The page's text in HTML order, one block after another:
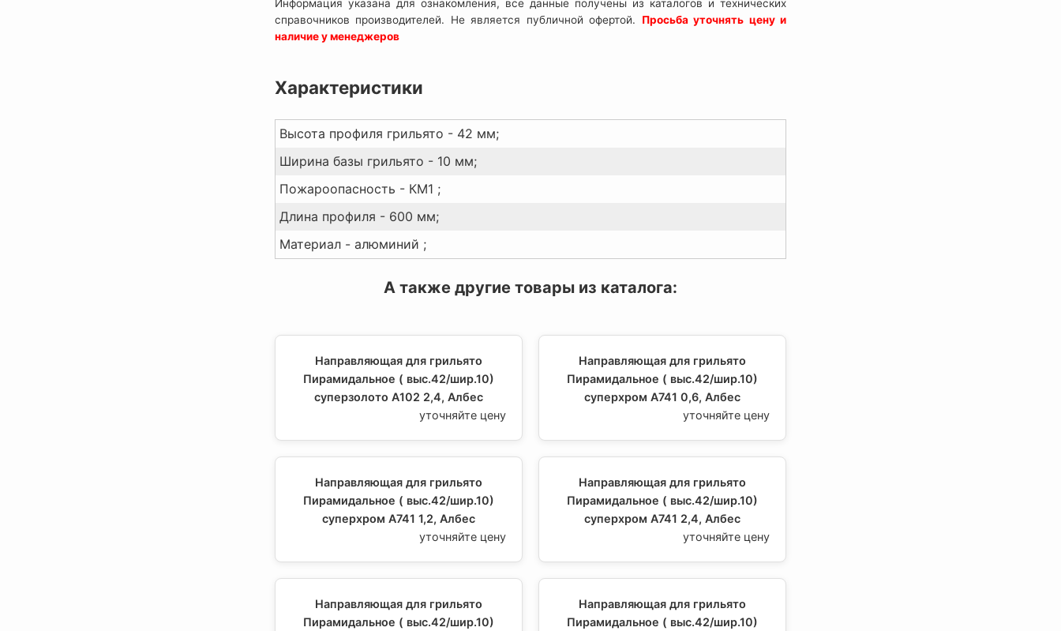
Информация указана для ознакомления, все данные получены из каталогов и технических
справочников производителей. Не является публичной офертой. Просьба уточнять цену и
наличие у менеджеров
Характеристики
Высота профиля грильято - 42 мм;
Ширина базы грильято - 10 мм;
Пожароопасность - КМ1 ;
Длина профиля - 600 мм;
Материал - алюминий ;
А также другие товары из каталога:
Направляющая для грильято
Пирамидальное ( выс.42/шир.10)
суперзолото А102 2,4, Албес
уточняйте цену
Направляющая для грильято
Пирамидальное ( выс.42/шир.10)
суперхром А741 0,6, Албес
уточняйте цену
Направляющая для грильято
Пирамидальное ( выс.42/шир.10)
суперхром А741 1,2, Албес
уточняйте цену
Направляющая для грильято
Пирамидальное ( выс.42/шир.10)
суперхром А741 2,4, Албес
уточняйте цену
Направляющая для грильято
Пирамидальное ( выс.42/шир.10)
Направляющая для грильято
Пирамидальное ( выс.42/шир.10)